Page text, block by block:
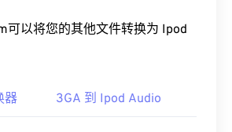
一个关键组件，但微软已停止了
开发。
文件？
可以将您的其他文件转换为 Ipod
器 3GA 到 Ipod Audio